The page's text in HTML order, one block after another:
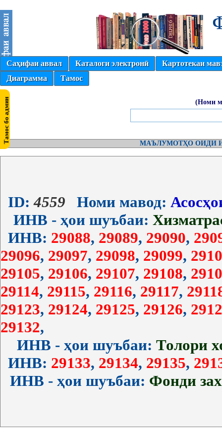
Саҳифаи аввал Каталоги электронӣ
Картотекаи
Диаграмма
Тамос
(Номи
МАЪЛУМОТҲО ОИДИ
ID: 4559 Номи мавод:
ИНВ - ҳои шуъбаи:
ИНВ: 29088, 29089, 29090,
29096, 29097, 29098, 29099,
29105, 29106, 29107, 29108,
29114, 29115, 29116, 29117,
29123, 29124, 29125, 29126,
29132,
ИНВ - ҳои шуъбаи: Толори
ИНВ: 29133, 29134, 29135,
ИНВ - ҳои шуъбаи: Фонди